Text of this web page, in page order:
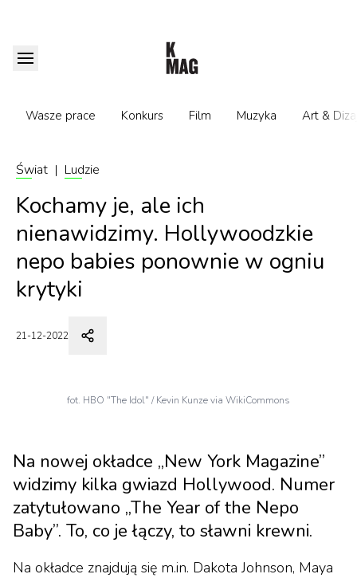
Wasze prace Konkurs Film Muzyka Art &
Świat | Ludzie
Kochamy je, ale ich
nienawidzimy. Hollywoodzkie
nepo babies ponownie w ogniu
krytyki
21-12-2022
fot. HBO "The Idol" / Kevin Kunze via WikiCommons
Na nowej okładce „New York Magazine”
widzimy kilka gwiazd Hollywood. Numer
zatytułowano „The Year of the Nepo
Baby”. To, co je łączy, to sławni krewni.
Na okładce znajdują się m.in. Dakota Johnson, Maya